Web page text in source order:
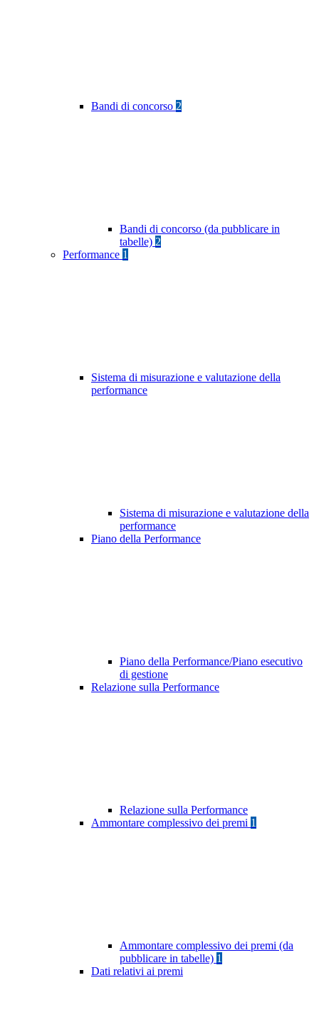
Bandi di concorso 2
Bandi di concorso (da pubblicare in
tabelle) 2
Performance 1
Sistema di misurazione e valutazione della
performance
Sistema di misurazione e valutazione della
performance
Piano della Performance
Piano della Performance/Piano esecutivo
di gestione
Relazione sulla Performance
Relazione sulla Performance
Ammontare complessivo dei premi 1
Ammontare complessivo dei premi (da
pubblicare in tabelle) 1
Dati relativi ai premi